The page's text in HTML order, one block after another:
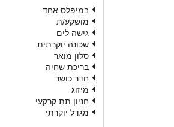
במיפלס אחד
מושקע/ת
גישה לים
שכונה יוקרתית
סלון מואר
בריכת שחיה
חדר כושר
מיזוג
חניון תת קרקעי
מגדל יוקרתי